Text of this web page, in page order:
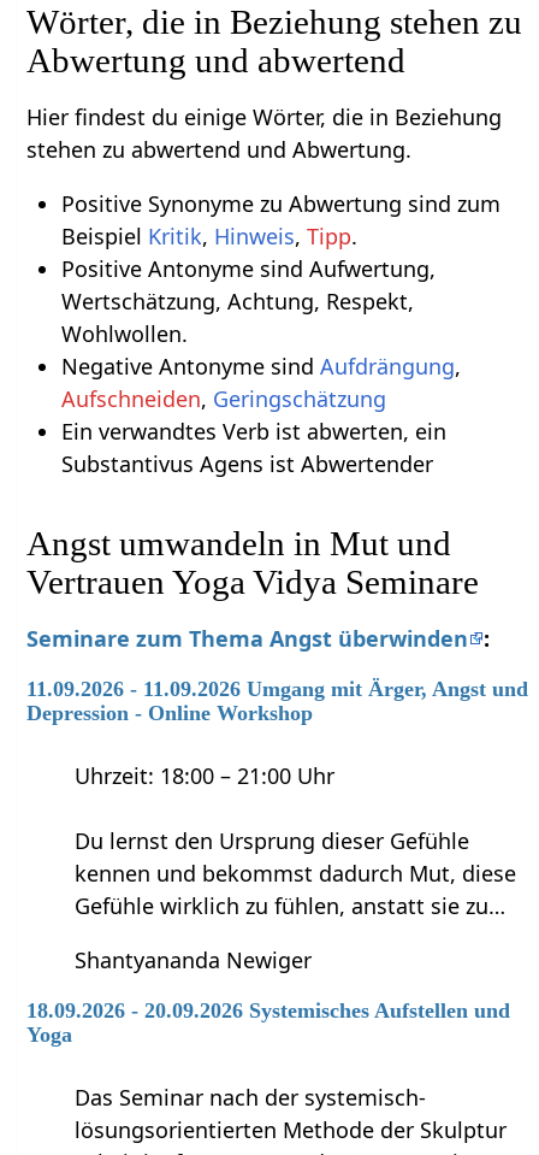
Wörter, die in Beziehung stehen zu
Abwertung und abwertend
Hier findest du einige Wörter, die in Beziehung
stehen zu abwertend und Abwertung.
Positive Synonyme zu Abwertung sind zum
Beispiel Kritik, Hinweis, Tipp.
Positive Antonyme sind Aufwertung,
Wertschätzung, Achtung, Respekt,
Wohlwollen.
Negative Antonyme sind Aufdrängung,
Aufschneiden, Geringschätzung
Ein verwandtes Verb ist abwerten, ein
Substantivus Agens ist Abwertender
Angst umwandeln in Mut und
Vertrauen Yoga Vidya Seminare
Seminare zum Thema Angst überwinden :
11.09.2026 - 11.09.2026 Umgang mit Ärger, Angst und
Depression - Online Workshop
Uhrzeit: 18:00 – 21:00 Uhr
Du lernst den Ursprung dieser Gefühle
kennen und bekommst dadurch Mut, diese
Gefühle wirklich zu fühlen, anstatt sie zu…
Shantyananda Newiger
18.09.2026 - 20.09.2026 Systemisches Aufstellen und
Yoga
Das Seminar nach der systemisch-
lösungsorientierten Methode der Skulptur